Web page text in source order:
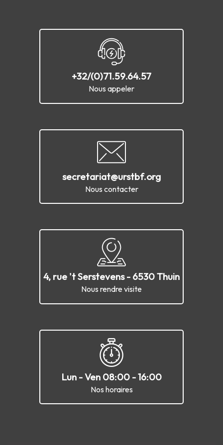
+32/(0)71.59.64.57
Nous appeler
secretariat@urstbf.org
Nous contacter
4, rue 't Serstevens - 6530 Thuin
Nous rendre visite
Lun - Ven 08:00 - 16:00
Nos horaires